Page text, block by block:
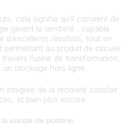
cela signifie qu’il convient de
gérant la tendreté , capable
d’excellents résultats, tout en
permettant au produit de circuler
l’usine de transformation,
stockage hors ligne.
intégrée de la tendreté satisfait
et bien plus encore.
viande de poitrine